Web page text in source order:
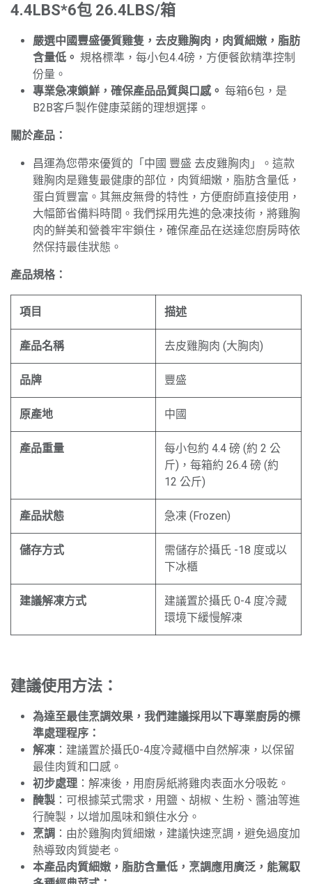
4.4LBS*6包 26.4LBS/箱
嚴選中國豐盛優質雞隻，去皮雞胸肉，肉質細嫩，脂肪
含量低。 規格標準，每小包4.4磅，方便餐飲精準控制
份量。
專業急凍鎖鮮，確保產品品質與口感。 每箱6包，是
B2B客戶製作健康菜餚的理想選擇。
關於產品：
昌運為您帶來優質的「中國 豐盛 去皮雞胸肉」。這款
雞胸肉是雞隻最健康的部位，肉質細嫩，脂肪含量低，
蛋白質豐富。其無皮無骨的特性，方便廚師直接使用，
大幅節省備料時間。我們採用先進的急凍技術，將雞胸
肉的鮮美和營養牢牢鎖住，確保產品在送達您廚房時依
然保持最佳狀態。
產品規格：
項目 描述
產品名稱 去皮雞胸肉 (大胸肉)
品牌 豐盛
原產地 中國
產品重量
每小包約 4.4 磅 (約 2 公
斤)，每箱約 26.4 磅 (約
12 公斤)
產品狀態 急凍 (Frozen)
儲存方式
需儲存於攝氏 -18 度或以
下冰櫃
建議解凍方式
建議置於攝氏 0-4 度冷藏
環境下緩慢解凍
建議使用方法：
為達至最佳烹調效果，我們建議採用以下專業廚房的標
準處理程序：
解凍 ：建議置於攝氏0-4度冷藏櫃中自然解凍，以保留
最佳肉質和口感。
初步處理 ：解凍後，用廚房紙將雞肉表面水分吸乾。
醃製 ：可根據菜式需求，用鹽、胡椒、生粉、醬油等進
行醃製，以增加風味和鎖住水分。
烹調 ：由於雞胸肉質細嫩，建議快速烹調，避免過度加
熱導致肉質變老。
本產品肉質細嫩，脂肪含量低，烹調應用廣泛，能駕馭